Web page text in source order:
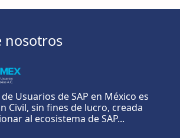
nosotros
Usuarios de SAP en México es
Civil, sin fines de lucro, creada
al ecosistema de SAP...